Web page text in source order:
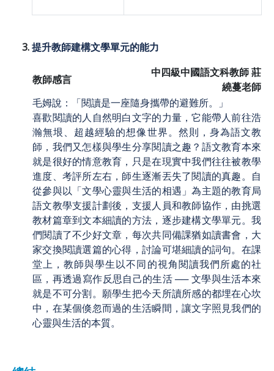
提升教師建構文學單元的能力
教師感言
中四級中國語文科教師 莊
繞蔓老師
毛姆說：「閱讀是一座隨身攜帶的避難所。」
喜歡閱讀的人自然明白文字的力量，它能帶人前往浩
瀚無垠、超越經驗的想像世界。然則，身為語文教
師，我們又怎樣與學生分享閱讀之趣？語文教育本來
就是很好的情意教育，只是在現實中我們往往被教學
進度、考評所左右，師生逐漸丟失了閱讀的真趣。自
從參與以「文學心靈與生活的相遇」為主題的教育局
語文教學支援計劃後，支援人員和教師協作，由挑選
教材篇章到文本細讀的方法，逐步建構文學單元。我
們閱讀了不少好文章，每次共同備課猶如讀書會，大
家交換閱讀選篇的心得，討論可堪細讀的詞句。在課
堂上，教師與學生以不同的視角閱讀我們所處的社
區，再透過寫作反思自己的生活 ── 文學與生活本來
就是不可分割。願學生把今天所讀所感的都埋在心坎
中，在某個倏忽而過的生活瞬間，讓文字照見我們的
心靈與生活的本質。